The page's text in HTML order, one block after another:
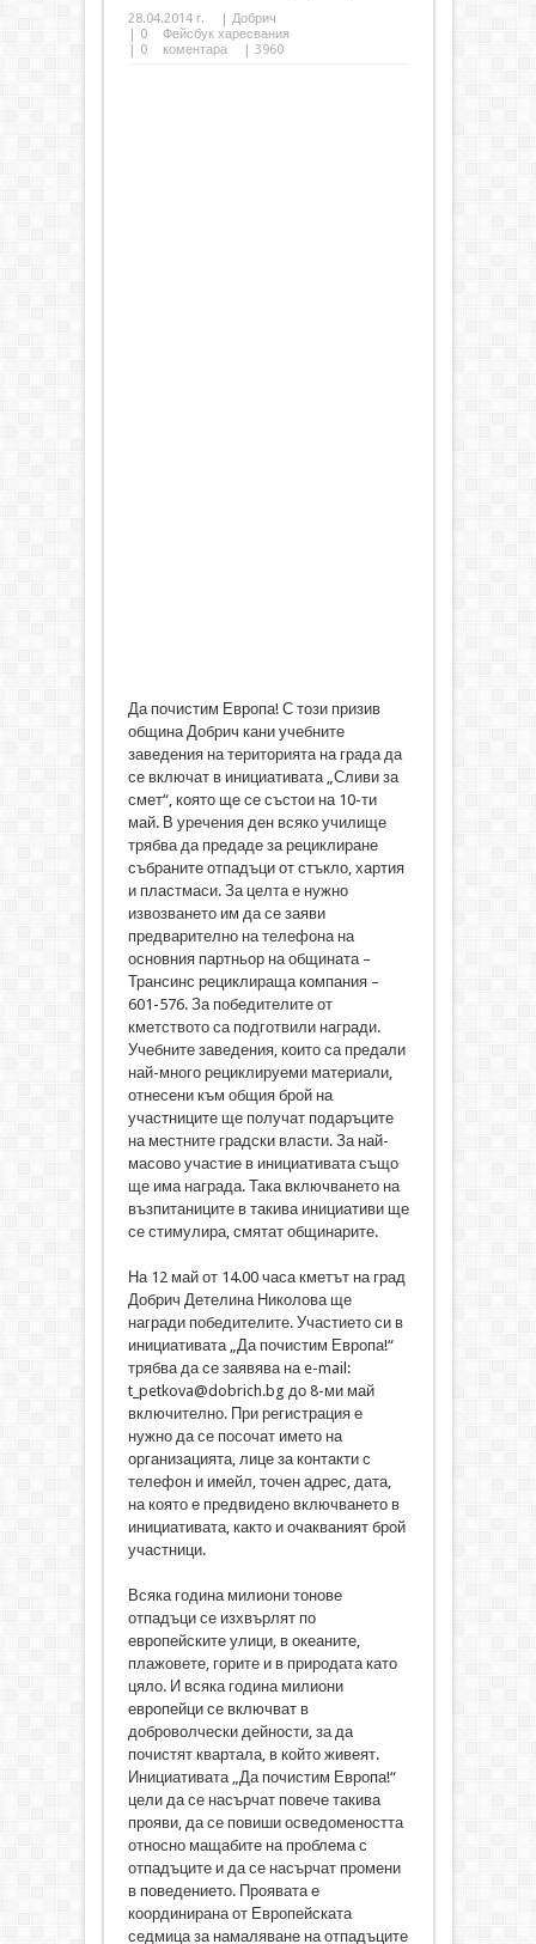
28.04.2014 г. | Добрич
| 0
Фейсбук харесвания
| 0 коментара | 3960
Да почистим Европа! С този призив
община Добрич кани учебните
заведения на територията на града да
се включат в инициативата „Сливи за
смет“, която ще се състои на 10-ти
май. В уречения ден всяко училище
трябва да предаде за рециклиране
събраните отпадъци от стъкло, хартия
и пластмаси. За целта е нужно
извозването им да се заяви
предварително на телефона на
основния партньор на общината –
Трансинс рециклираща компания –
601-576. За победителите от
кметството са подготвили награди.
Учебните заведения, които са предали
най-много рециклируеми материали,
отнесени към общия брой на
участниците ще получат подаръците
на местните градски власти. За най-
масово участие в инициативата също
ще има награда. Така включването на
възпитаниците в такива инициативи ще
се стимулира, смятат общинарите.
На 12 май от 14.00 часа кметът на град
Добрич Детелина Николова ще
награди победителите. Участието си в
инициативата „Да почистим Европа!“
трябва да се заявява на e-mail:
t_petkova@dobrich.bg до 8-ми май
включително. При регистрация е
нужно да се посочат името на
организацията, лице за контакти с
телефон и имейл, точен адрес, дата,
на която е предвидено включването в
инициативата, както и очакваният брой
участници.
Всяка година милиони тонове
отпадъци се изхвърлят по
европейските улици, в океаните,
плажовете, горите и в природата като
цяло. И всяка година милиони
европейци се включват в
доброволчески дейности, за да
почистят квартала, в който живеят.
Инициативата „Да почистим Европа!“
цели да се насърчат повече такива
прояви, да се повиши осведомеността
относно мащабите на проблема с
отпадъците и да се насърчат промени
в поведението. Проявата е
координирана от Европейската
седмица за намаляване на отпадъците